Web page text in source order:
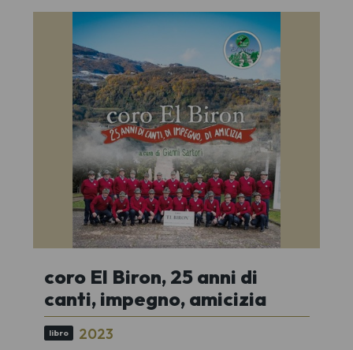
coro El Biron, 25 anni di
canti, impegno, amicizia
libro
2023